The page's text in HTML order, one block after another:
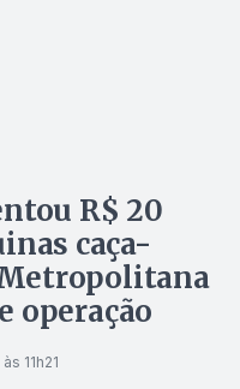
R$ 20
caça-
operação
11h21